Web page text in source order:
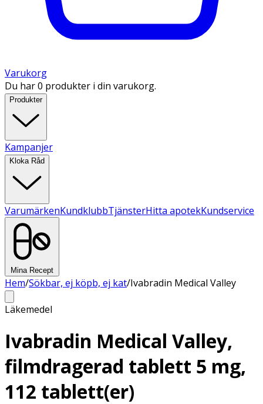
Varukorg
Du har 0 produkter i din varukorg.
Produkter
Kampanjer
Kloka Råd
VarumärkenKundklubbTjänsterHitta apotekKundservice
Mina Recept
Hem/Sökbar, ej köpb, ej kat/Ivabradin Medical Valley
Läkemedel
Ivabradin Medical Valley,
filmdragerad tablett 5 mg,
112 tablett(er)